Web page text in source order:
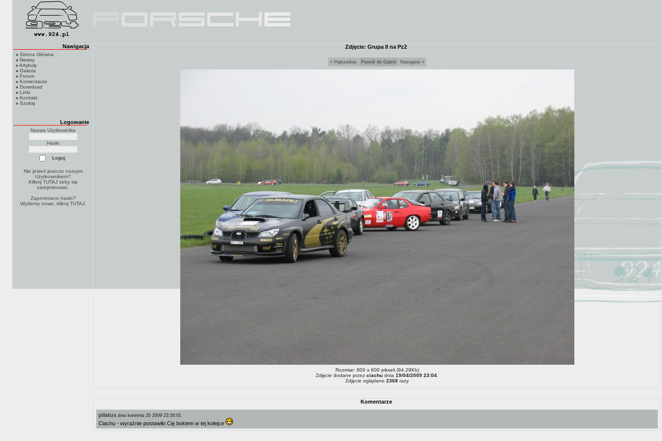
Nawigacja
Strona Główna
Newsy
Artykuły
Galeria
Forum
Komentarze
Download
Linki
Kontakt
Szukaj
Logowanie
Nazwa Użytkownika
Hasło
Nie jesteś jeszcze naszym
Użytkownikiem?
Kilknij TUTAJżeby się
zarejestrować.
Zapomniane hasło?
Wyślemy nowe, kliknij TUTAJ.
Zdjęcie: Grupa II na Pz2
< Poprzednie Powrót do Galerii Następne >
Rozmiar: 800 x 600 pikseli (94.29Kb)
Zdjęcie dodane przez ciachu dnia 19/04/2009 23:04
Zdjęcie oglądano 2368 razy
Komentarze
pilatus dnia kwietnia 20 2009 23:50:01
Ciachu - wyraźnie postawiło Cię bokiem w tej kolejce